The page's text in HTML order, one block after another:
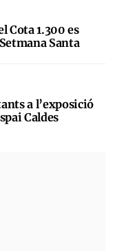
Cota 1.300 es
Santa
a l’exposició
Caldes